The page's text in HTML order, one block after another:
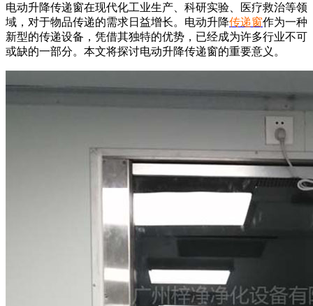
电动升降传递窗在现代化工业生产、科研实验、医疗救治等领
域，对于物品传递的需求日益增长。电动升降传递窗作为一种
新型的传递设备，凭借其独特的优势，已经成为许多行业不可
或缺的一部分。本文将探讨电动升降传递窗的重要意义。